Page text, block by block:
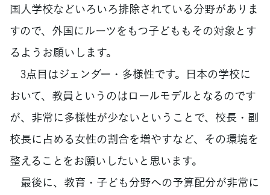
国人学校などいろいろ排除されている分野がありま
すので、外国にルーツをもつ子どももその対象とす
るようお願いします。
3点目はジェンダー・多様性です。日本の学校に
おいて、教員というのはロールモデルとなるのです
が、非常に多様性が少ないということで、校長・副
校長に占める女性の割合を増やすなど、その環境を
整えることをお願いしたいと思います。
最後に、教育・子ども分野への予算配分が非常に